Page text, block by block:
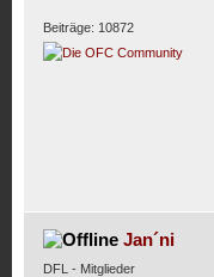
Beiträge: 10872
Jan´ni
DFL - Mitglieder